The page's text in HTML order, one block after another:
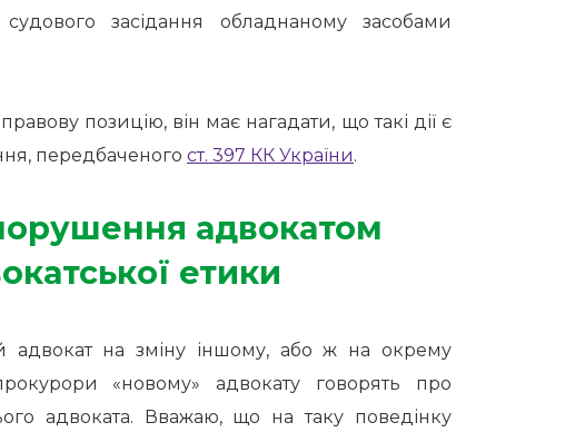
засідання обладнаному засобами
позицію, він має нагадати, що такі дії є
передбаченого ст. 397 КК України.
адвокатом
етики
адвокат на зміну іншому, або ж на окрему
«новому» адвокату говорять про
адвоката. Вважаю, що на таку поведінку